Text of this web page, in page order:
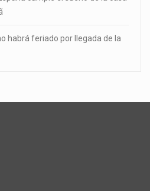
habrá feriado por llegada de la